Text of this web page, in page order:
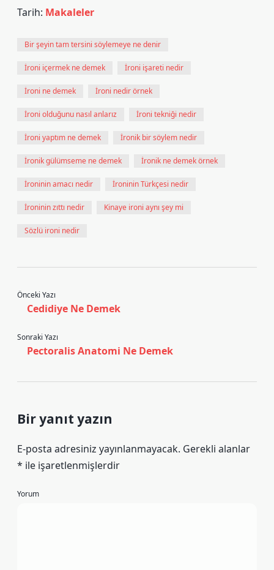
Tarih: Makaleler
Bir şeyin tam tersini söylemeye ne denir
İroni içermek ne demek İroni işareti nedir
İroni ne demek İroni nedir örnek
İroni olduğunu nasıl anlarız İroni tekniği nedir
İroni yaptım ne demek İronik bir söylem nedir
İronik gülümseme ne demek İronik ne demek örnek
İroninin amacı nedir İroninin Türkçesi nedir
İroninin zıttı nedir Kinaye ironi aynı şey mi
Sözlü ironi nedir
Önceki Yazı
Cedidiye Ne Demek
Sonraki Yazı
Pectoralis Anatomi Ne Demek
Bir yanıt yazın
E-posta adresiniz yayınlanmayacak. Gerekli alanlar
* ile işaretlenmişlerdir
Yorum